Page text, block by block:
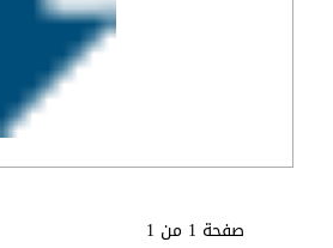
صفحة 1 من 1